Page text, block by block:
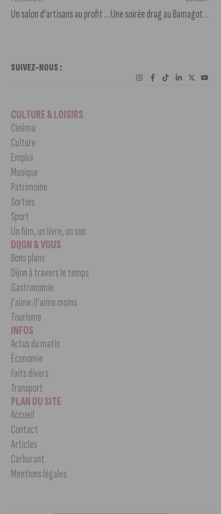
Un salon d’artisans au profit de SOS Amitié Une soirée drag au Bamagotchi
SUIVEZ-NOUS :
CULTURE & LOISIRS
Cinéma
Culture
Emploi
Musique
Patrimoine
Sorties
Sport
Un film, un livre, un son
DIJON & VOUS
Bons plans
Dijon à travers le temps
Gastronomie
J’aime /J’aime moins
Tourisme
INFOS
Actus du matin
Économie
Faits divers
Transport
PLAN DU SITE
Accueil
Contact
Articles
Carburant
Mentions légales